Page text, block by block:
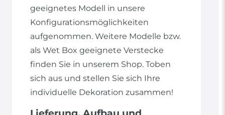
geeignetes Modell in unsere
Konfigurationsmöglichkeiten
aufgenommen. Weitere Modelle bzw.
als Wet Box geeignete Verstecke
finden Sie in unserem Shop. Toben
sich aus und stellen Sie sich Ihre
individuelle Dekoration zusammen!